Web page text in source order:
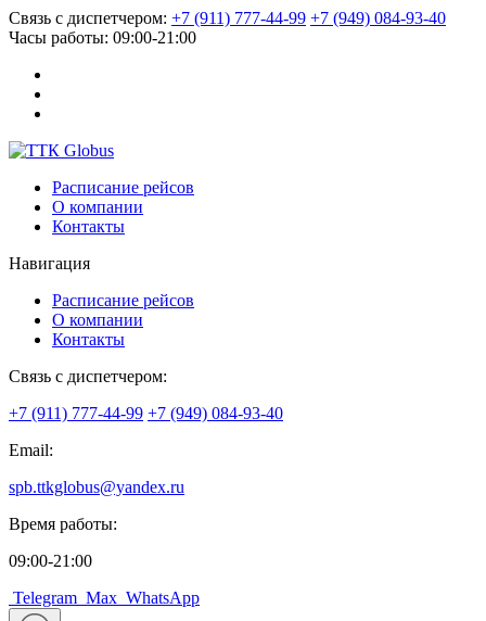
Связь с диспетчером: +7 (911) 777-44-99 +7 (949) 084-93-40
Часы работы: 09:00-21:00
Расписание рейсов
О компании
Контакты
Навигация
Расписание рейсов
О компании
Контакты
Связь с диспетчером:
+7 (911) 777-44-99 +7 (949) 084-93-40
Email:
spb.ttkglobus@yandex.ru
Время работы:
09:00-21:00
Telegram Max WhatsApp